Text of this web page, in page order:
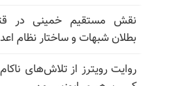
بطلان شبهات و ساختار نظام
روایت رویترز از تلاش‌های